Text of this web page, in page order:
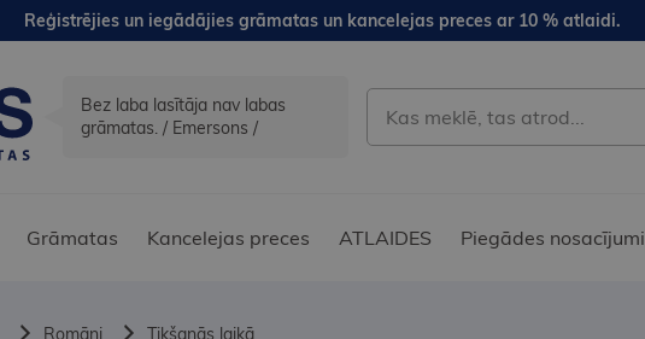
Reģistrējies un iegādājies grāmatas un kancelejas preces ar 10 % atlaidi.
Bez laba lasītāja nav labas
grāmatas. / Emersons /
Grāmatas Kancelejas preces ATLAIDES Piegādes nosacījumi
Romāni Tikšanās laikā